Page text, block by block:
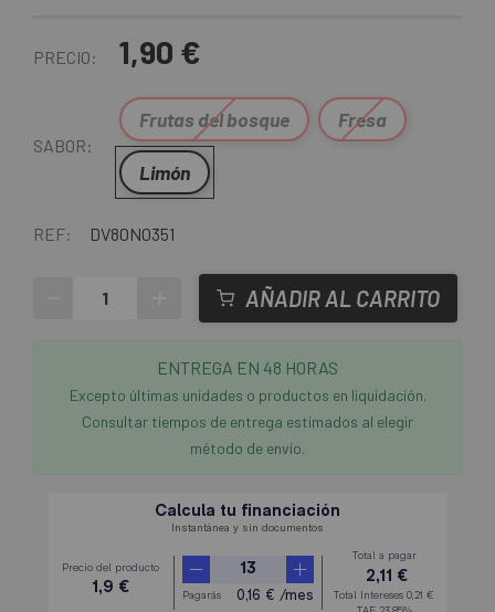
PRECIO: 1,90 €
SABOR:
Frutas del bosque Fresa
Limón
REF: DV80N0351
AÑADIR AL CARRITO
ENTREGA EN 48 HORAS
Excepto últimas unidades o productos en liquidación.
Consultar tiempos de entrega estimados al elegir
método de envío.